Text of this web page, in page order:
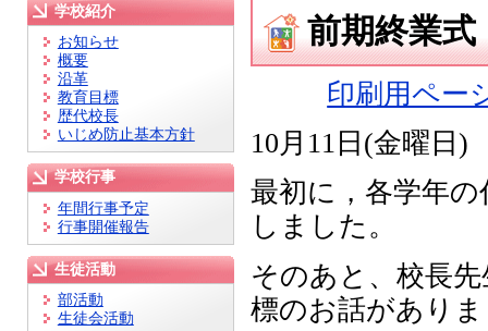
学校紹介
お知らせ
概要
沿革
教育目標
歴代校長
いじめ防止基本方針
学校行事
年間行事予定
行事開催報告
生徒活動
部活動
生徒会活動
前期終業式
印刷用ペー
10月11日(金曜日
最初に，各学年
しました。
そのあと、校長
標のお話があり